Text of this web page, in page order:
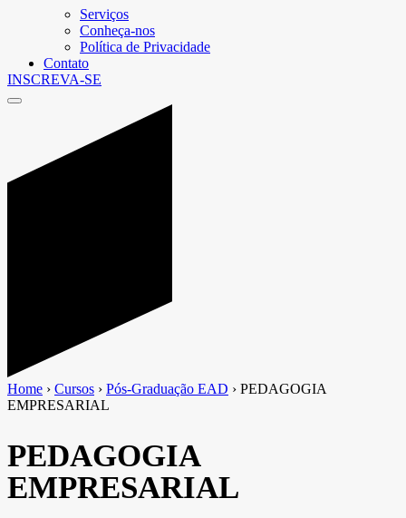
Serviços
Conheça-nos
Política de Privacidade
Contato
INSCREVA-SE
Home › Cursos › Pós-Graduação EAD › PEDAGOGIA
EMPRESARIAL
PEDAGOGIA
EMPRESARIAL